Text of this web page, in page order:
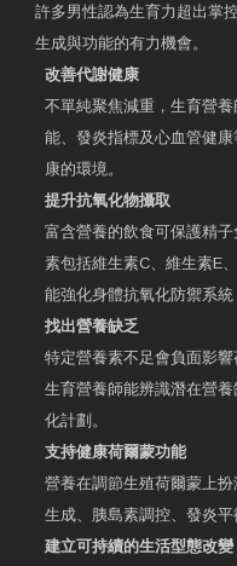
許多男性認為生育力超出掌
生成與功能的有力機會。
改善代謝健康
不單純聚焦減重，生育營
能、發炎指標及心血管健
康的環境。
提升抗氧化物攝取
富含營養的飲食可保護精
素包括維生素C、維生素E
能強化身體抗氧化防禦系統
找出營養缺乏
特定營養素不足會負面影
生育營養師能辨識潛在營
化計劃。
支持健康荷爾蒙功能
營養在調節生殖荷爾蒙上
生成、胰島素調控、發炎平
建立可持續的生活型態改變